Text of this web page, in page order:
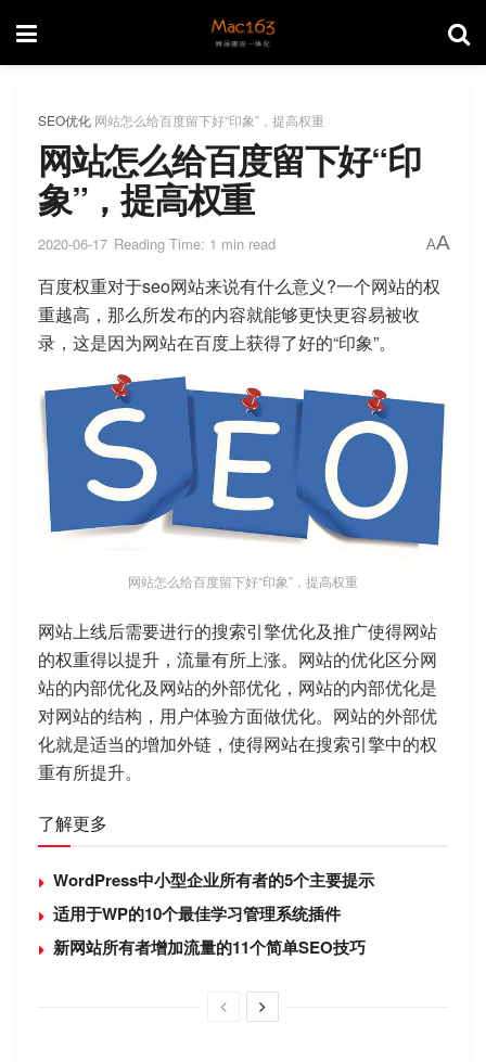
SEO优化 网站怎么给百度留下好“印象”，提高权重
网站怎么给百度留下好“印
象”，提高权重
2020-06-17 Reading Time: 1 min read AA
百度权重对于seo网站来说有什么意义?一个网站的权
重越高，那么所发布的内容就能够更快更容易被收
录，这是因为网站在百度上获得了好的“印象”。
网站怎么给百度留下好“印象”，提高权重
网站上线后需要进行的搜索引擎优化及推广使得网站
的权重得以提升，流量有所上涨。网站的优化区分网
站的内部优化及网站的外部优化，网站的内部优化是
对网站的结构，用户体验方面做优化。网站的外部优
化就是适当的增加外链，使得网站在搜索引擎中的权
重有所提升。
了解更多
WordPress中小型企业所有者的5个主要提示
适用于WP的10个最佳学习管理系统插件
新网站所有者增加流量的11个简单SEO技巧